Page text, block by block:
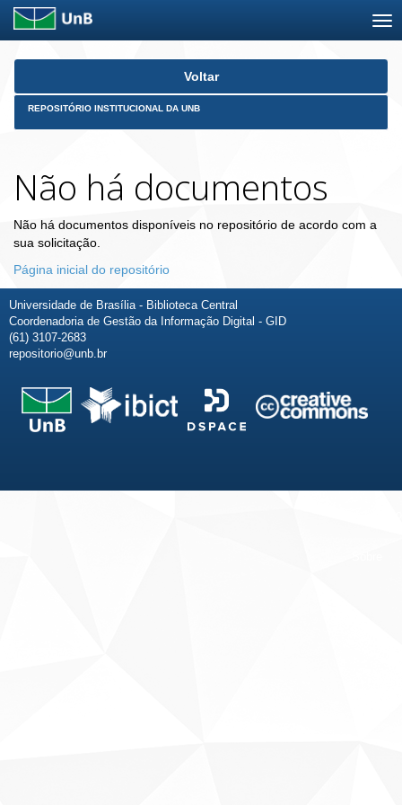
Skip
Voltar
REPOSITÓRIO INSTITUCIONAL DA UNB
Não há documentos
Não há documentos disponíveis no repositório de acordo com a
sua solicitação.
Página inicial do repositório
Universidade de Brasília - Biblioteca Central
Coordenadoria de Gestão da Informação Digital - GID
(61) 3107-2683
repositorio@unb.br